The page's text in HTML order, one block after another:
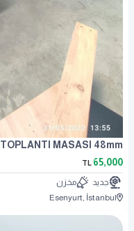
TOPLANTI MASASI 48mm / طاولة اجتماعات 526*300*75
65,000
TL
جديد
مخزن
Esenyurt, İstanbul